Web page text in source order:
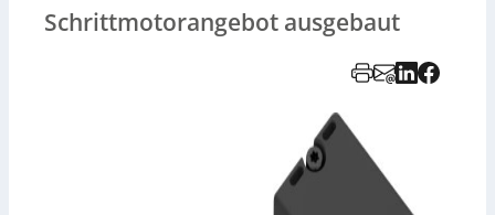
Schrittmotorangebot ausgebaut